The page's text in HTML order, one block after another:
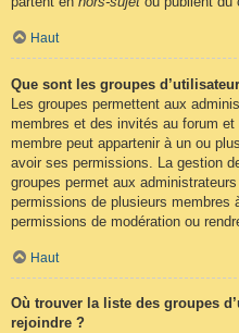
Haut
Que sont les groupes
Les groupes permettent aux
membres et des invités au forum
membre peut appartenir à un ou
avoir ses permissions. La gestion
groupes permet aux
permissions de plusieurs membres
permissions de modération ou
Haut
Où trouver la liste des groupes
rejoindre ?